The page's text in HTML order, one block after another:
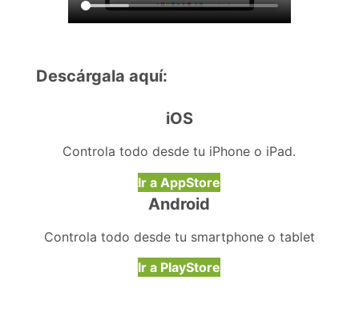
Descárgala aquí:
iOS
Controla todo desde tu iPhone o iPad.​
Ir a AppStore
Android
Controla todo desde tu smartphone o tablet
Ir a PlayStore